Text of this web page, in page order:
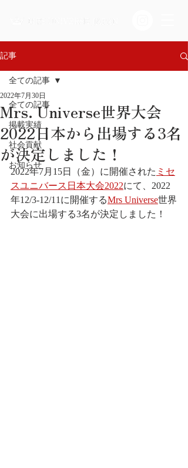
記事
全ての記事
掲載実績
社会貢献
お知らせ
全ての記事
Mrs. Universe世界大会
2022日本から出場する3名
が決定しました！
2022年7月30日
2022年7月15日（金）に開催された ミセ
スユニバース日本大会2022にて、2022
年12/3-12/11に開催するMrs Universe世界
大会に出場する3名が決定しました！